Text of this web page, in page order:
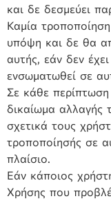
και δε δεσμεύει
Καμία
υπόψη και δε θα
αυτής, εάν δεν
ενσωματωθεί σε
Σε κάθε
δικαίωμα αλλαγής
σχετικά τους
τροποποίησής σε
πλαίσιο.
Εάν κάποιος
Χρήσης που